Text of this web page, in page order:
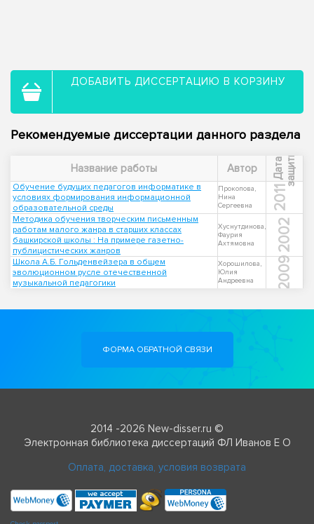
ДОБАВИТЬ ДИССЕРТАЦИЮ В КОРЗИНУ
Рекомендуемые диссертации данного раздела
Название работы Автор Д
а
т
а
з
а
щ
и
т ы
Обучение будущих педагогов информатике в
условиях формирования информационной
образовательной среды
Прокопова,
Нина
Сергеевна
2011
Методика обучения творческим письменным
работам малого жанра в старших классах
башкирской школы : На примере газетно-
публицистических жанров
Хуснутдинова,
Фаурия
Ахтямовна
2002
Школа А.Б. Гольденвейзера в общем
эволюционном русле отечественной
музыкальной педагогики
Хорошилова,
Юлия
Андреевна
2009
ФОРМА ОБРАТНОЙ СВЯЗИ
2014 -2026 New-disser.ru ©
Электронная библиотека диссертаций ФЛ Иванов Е О
Оплата, доставка, условия возврата